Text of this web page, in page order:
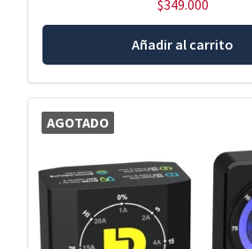
$349.000
Añadir al carrito
AGOTADO